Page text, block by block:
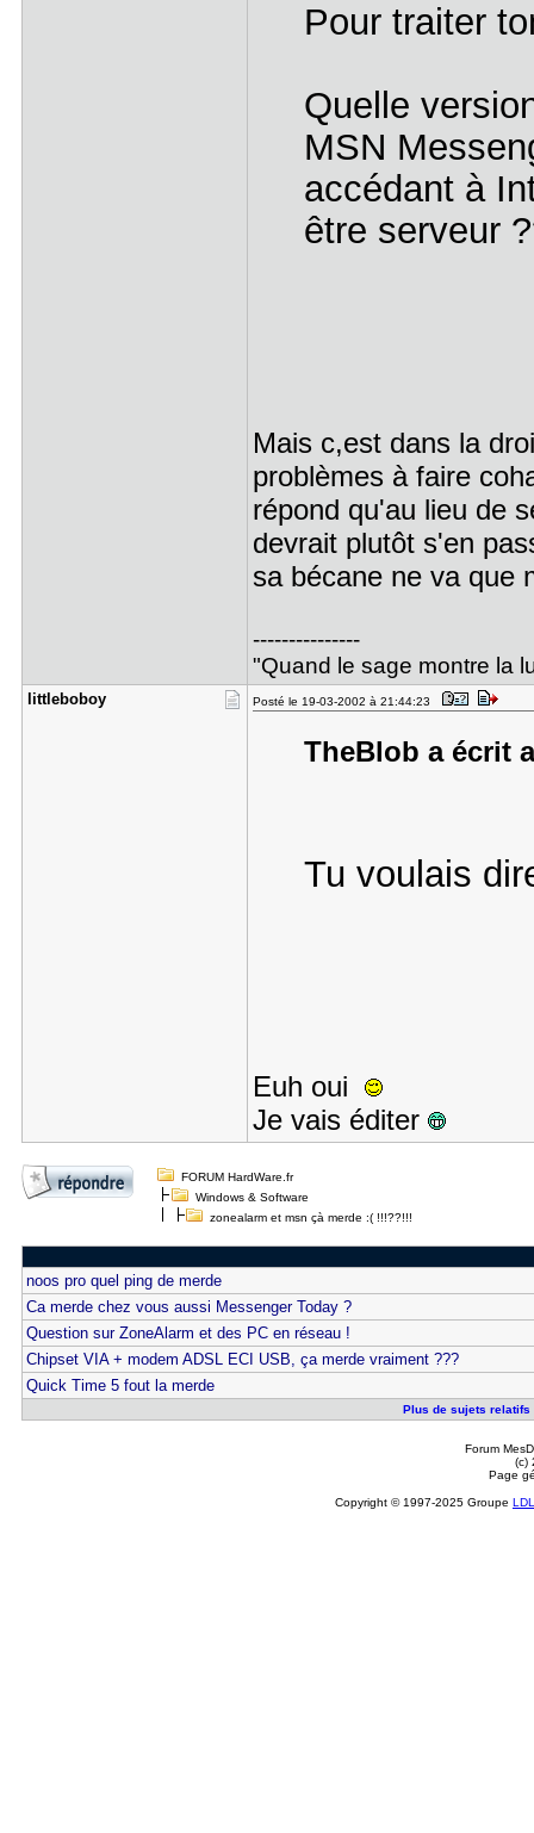
Pour traiter
Quelle
MSN
accédant à
être serveur
Mais c,est dans la
problèmes à faire
répond qu'au lieu de
devrait plutôt s'en
sa bécane ne va que
---------------
"Quand le sage montre la
littlebobo​y Posté le 19-03-2002 à 21:44:23
TheBlob a écrit
Tu voulais
Euh oui
Je vais éditer
FORUM HardWare.fr
Windows & Software
zonealarm et msn çà merde :( !!!??!!!
noos pro quel ping de merde
Ca merde chez vous aussi Messenger Today ?
Question sur ZoneAlarm et des PC en réseau !
Chipset VIA + modem ADSL ECI USB, ça merde vraiment ???
Quick Time 5 fout la merde
Plus de sujets relatifs
Forum
(c)
Page
Copyright © 1997-2025 Groupe